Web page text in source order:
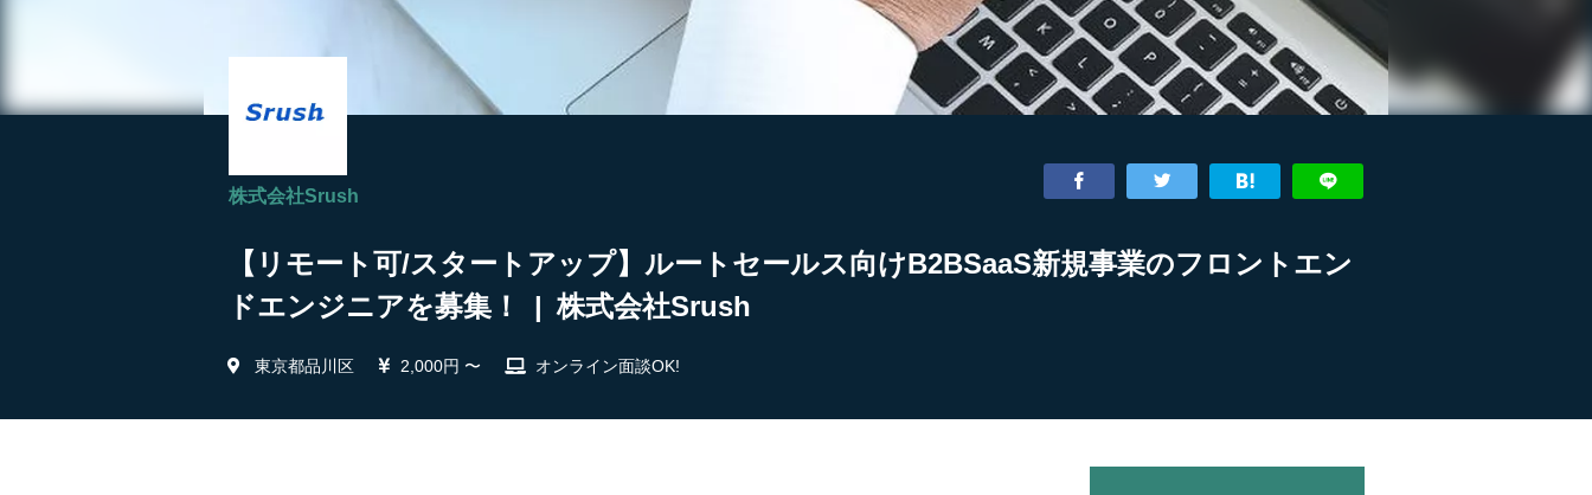
株式会社Srush
【リモート可/スタートアップ】ルートセールス向けB2BSaaS新規事業のフロントエン
ドエンジニアを募集！ | 株式会社Srush
東京都品川区 2,000円 〜 オンライン面談OK!